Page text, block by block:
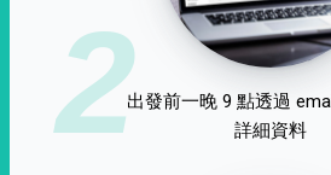
2出發前一晚 9 點透過
詳細資料